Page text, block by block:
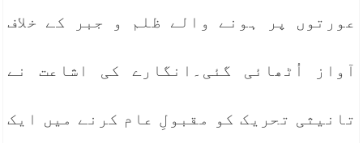
عورتوں پر ہونے والے ظلم و جبر کے خلاف
آواز اُٹھائی گئی۔انگارے کی اشاعت نے
تانیثی تحریک کو مقبولِ عام کرنے میں ایک